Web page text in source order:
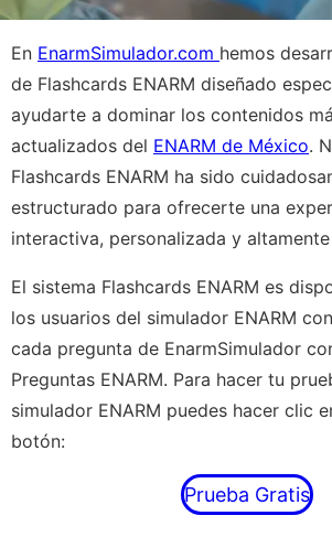
En EnarmSimulador.com hemos
de Flashcards ENARM diseñado
ayudarte a dominar los contenidos
actualizados del ENARM de México.
Flashcards ENARM ha sido
estructurado para ofrecerte una
interactiva, personalizada y
El sistema Flashcards ENARM es
los usuarios del simulador ENARM
cada pregunta de EnarmSimulador
Preguntas ENARM. Para hacer tu
simulador ENARM puedes hacer clic
botón:
Prueba Gratis